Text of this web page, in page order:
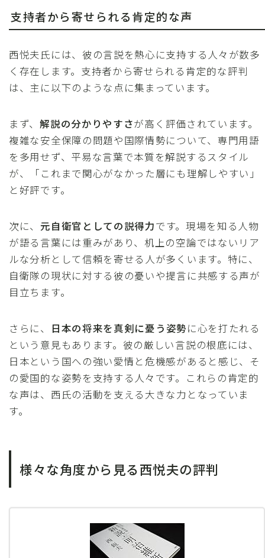
支持者から寄せられる肯定的な声
西悦夫氏には、彼の言説を熱心に支持する人々が数多
く存在します。支持者から寄せられる肯定的な評判
は、主に以下のような点に集まっています。
まず、解説の分かりやすさが高く評価されています。
複雑な安全保障の問題や国際情勢について、専門用語
を多用せず、平易な言葉で本質を解説するスタイル
が、「これまで関心がなかった層にも理解しやすい」
と好評です。
次に、 元自衛官としての説得力です。現場を知る人物
が語る言葉には重みがあり、机上の空論ではないリア
ルな分析として信頼を寄せる人が多くいます。特に、
自衛隊の現状に対する彼の憂いや提言に共感する声が
目立ちます。
さらに、 日本の将来を真剣に憂う姿勢に心を打たれる
という意見もあります。彼の厳しい言説の根底には、
日本という国への強い愛情と危機感があると感じ、そ
の愛国的な姿勢を支持する人々です。これらの肯定的
な声は、西氏の活動を支える大きな力となっていま
す。
様々な角度から見る西悦夫の評判